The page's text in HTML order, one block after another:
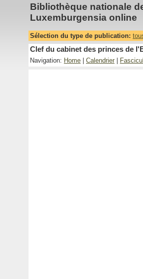
Bibliothèque nationale
Luxemburgensia online
Sélection du type de publication:
Clef du cabinet des princes de
Navigation: Home Calendrier